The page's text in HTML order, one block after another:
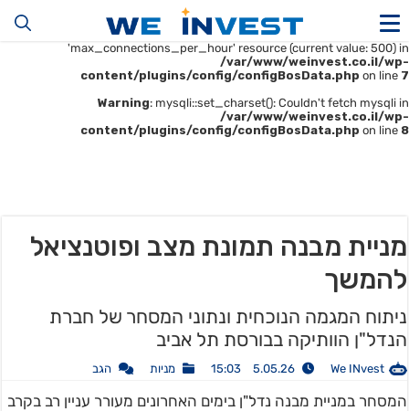
Warning
: mysqli::__construct(): (HY000/1226): User
'u414896523_maofData' has exceeded the
'max_connections_per_hour' resource (current value: 500) in
/var/www/weinvest.co.il/wp-
content/plugins/config/configBosData.php on line 7
Warning: mysqli::set_charset(): Couldn't fetch mysqli in
/var/www/weinvest.co.il/wp-
content/plugins/config/configBosData.php on line 8
מניית מבנה תמונת מצב ופוטנציאל
להמשך
ניתוח המגמה הנוכחית ונתוני המסחר של חברת
הנדל"ן הוותיקה בבורסת תל אביב
We INvest
5.05.26 15:03 מניות הגב
המסחר במניית מבנה נדל"ן בימים האחרונים מעורר עניין רב בקרב